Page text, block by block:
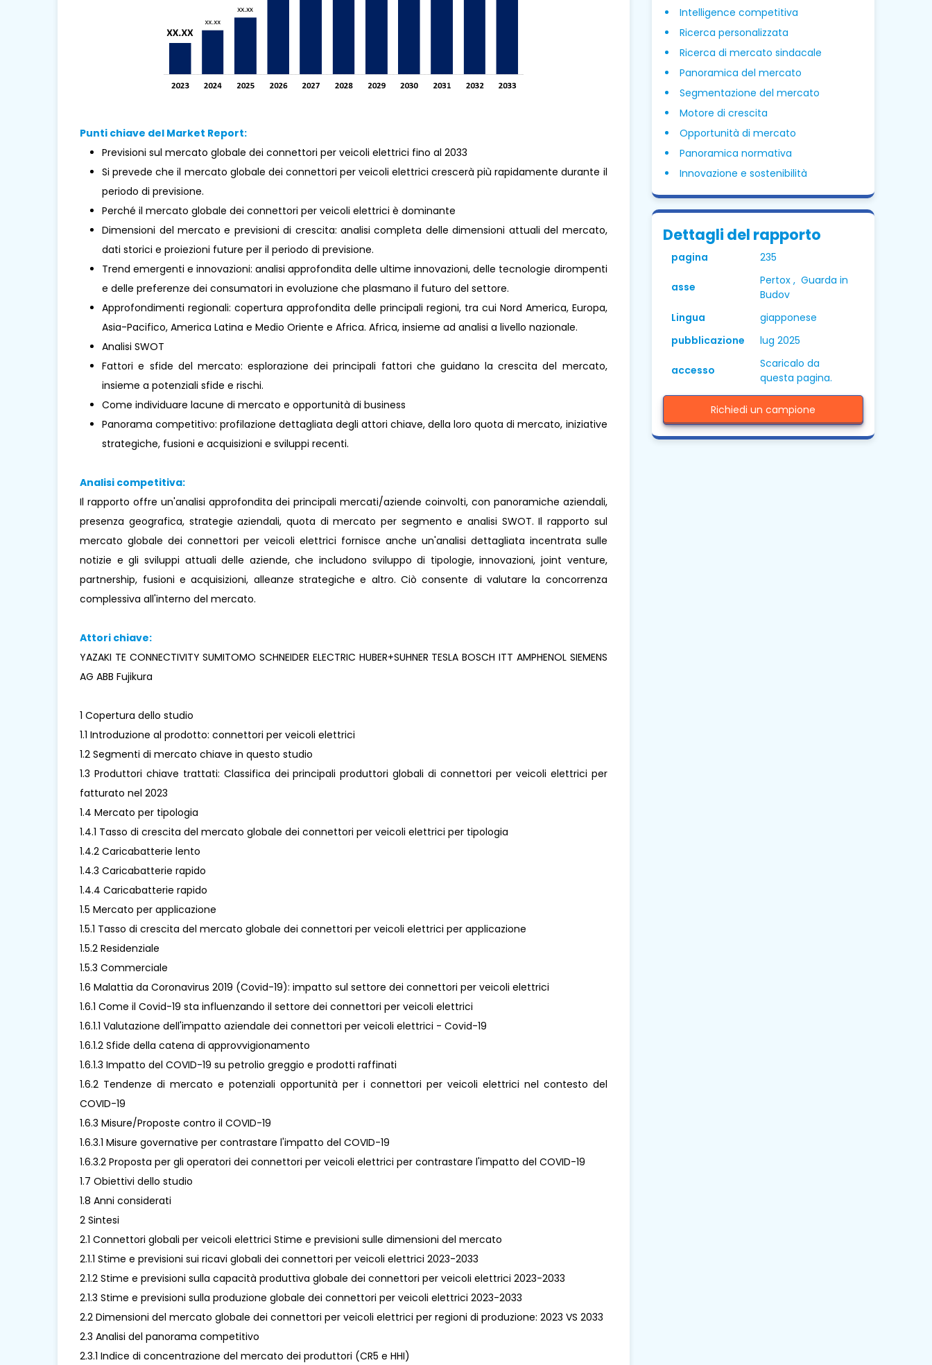
Punti chiave del Market Report:
Previsioni sul mercato globale dei connettori per veicoli elettrici fino al 2033
Si prevede che il mercato globale dei connettori per veicoli elettrici crescerà più rapidamente durante il
periodo di previsione.
Perché il mercato globale dei connettori per veicoli elettrici è dominante
Dimensioni del mercato e previsioni di crescita: analisi completa delle dimensioni attuali del mercato,
dati storici e proiezioni future per il periodo di previsione.
Trend emergenti e innovazioni: analisi approfondita delle ultime innovazioni, delle tecnologie dirompenti
e delle preferenze dei consumatori in evoluzione che plasmano il futuro del settore.
Approfondimenti regionali: copertura approfondita delle principali regioni, tra cui Nord America, Europa,
Asia-Pacifico, America Latina e Medio Oriente e Africa. Africa, insieme ad analisi a livello nazionale.
Analisi SWOT
Fattori e sfide del mercato: esplorazione dei principali fattori che guidano la crescita del mercato,
insieme a potenziali sfide e rischi.
Come individuare lacune di mercato e opportunità di business
Panorama competitivo: profilazione dettagliata degli attori chiave, della loro quota di mercato, iniziative
strategiche, fusioni e acquisizioni e sviluppi recenti.
Analisi competitiva:
Il rapporto offre un'analisi approfondita dei principali mercati/aziende coinvolti, con panoramiche aziendali,
presenza geografica, strategie aziendali, quota di mercato per segmento e analisi SWOT. Il rapporto sul
mercato globale dei connettori per veicoli elettrici fornisce anche un'analisi dettagliata incentrata sulle
notizie e gli sviluppi attuali delle aziende, che includono sviluppo di tipologie, innovazioni, joint venture,
partnership, fusioni e acquisizioni, alleanze strategiche e altro. Ciò consente di valutare la concorrenza
complessiva all'interno del mercato.
Attori chiave:
YAZAKI TE CONNECTIVITY SUMITOMO SCHNEIDER ELECTRIC HUBER+SUHNER TESLA BOSCH ITT AMPHENOL SIEMENS
AG ABB Fujikura
1 Copertura dello studio
1.1 Introduzione al prodotto: connettori per veicoli elettrici
1.2 Segmenti di mercato chiave in questo studio
1.3 Produttori chiave trattati: Classifica dei principali produttori globali di connettori per veicoli elettrici per
fatturato nel 2023
1.4 Mercato per tipologia
1.4.1 Tasso di crescita del mercato globale dei connettori per veicoli elettrici per tipologia
1.4.2 Caricabatterie lento
1.4.3 Caricabatterie rapido
1.4.4 Caricabatterie rapido
1.5 Mercato per applicazione
1.5.1 Tasso di crescita del mercato globale dei connettori per veicoli elettrici per applicazione
1.5.2 Residenziale
1.5.3 Commerciale
1.6 Malattia da Coronavirus 2019 (Covid-19): impatto sul settore dei connettori per veicoli elettrici
1.6.1 Come il Covid-19 sta influenzando il settore dei connettori per veicoli elettrici
1.6.1.1 Valutazione dell'impatto aziendale dei connettori per veicoli elettrici - Covid-19
1.6.1.2 Sfide della catena di approvvigionamento
1.6.1.3 Impatto del COVID-19 su petrolio greggio e prodotti raffinati
1.6.2 Tendenze di mercato e potenziali opportunità per i connettori per veicoli elettrici nel contesto del
COVID-19
1.6.3 Misure/Proposte contro il COVID-19
1.6.3.1 Misure governative per contrastare l'impatto del COVID-19
1.6.3.2 Proposta per gli operatori dei connettori per veicoli elettrici per contrastare l'impatto del COVID-19
1.7 Obiettivi dello studio
1.8 Anni considerati
2 Sintesi
2.1 Connettori globali per veicoli elettrici Stime e previsioni sulle dimensioni del mercato
2.1.1 Stime e previsioni sui ricavi globali dei connettori per veicoli elettrici 2023-2033
2.1.2 Stime e previsioni sulla capacità produttiva globale dei connettori per veicoli elettrici 2023-2033
2.1.3 Stime e previsioni sulla produzione globale dei connettori per veicoli elettrici 2023-2033
2.2 Dimensioni del mercato globale dei connettori per veicoli elettrici per regioni di produzione: 2023 VS 2033
2.3 Analisi del panorama competitivo
2.3.1 Indice di concentrazione del mercato dei produttori (CR5 e HHI)
Intelligence competitiva
Ricerca personalizzata
Ricerca di mercato sindacale
Panoramica del mercato
Segmentazione del mercato
Motore di crescita
Opportunità di mercato
Panoramica normativa
Innovazione e sostenibilità
Dettagli del rapporto
pagina 235
asse
Pertox , Guarda in
Budov
Lingua
giapponese
pubblicazione
lug 2025
accesso
Scaricalo da
questa pagina.
Richiedi un campione